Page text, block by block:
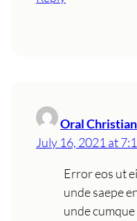
Oral
July 16, 2021 at
Error eos ut
unde saepe
unde